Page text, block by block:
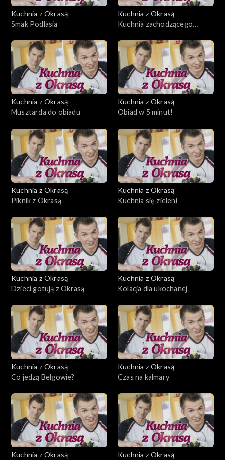
Kuchnia z Okrasą
Smak Podlasia
Kuchnia z Okrasą
Kuchnia zachodzącego
Kuchnia z Okrasą
Musztarda do obiadu
Kuchnia z Okrasą
Obiad w 5 minut!
Kuchnia z Okrasą
Piknik z Okrasą
Kuchnia z Okrasą
Kuchnia się zieleni
Kuchnia z Okrasą
Dzieci gotują z Okrasą
Kuchnia z Okrasą
Kolacja dla ukochanej
Kuchnia z Okrasą
Co jedzą Belgowie?
Kuchnia z Okrasą
Czas na kalmary
Kuchnia z Okrasą
Kuchnia z Okrasą